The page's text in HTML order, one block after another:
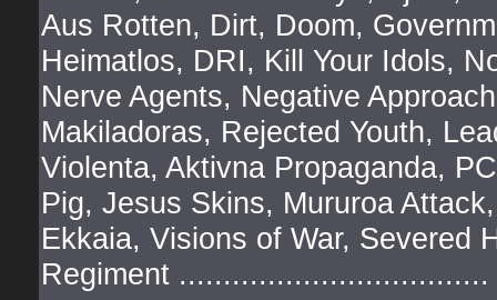
Aus Rotten, Dirt, Doom,
Heimatlos, DRI, Kill Your Idols,
Nerve Agents, Negative
Makiladoras, Rejected Youth,
Violenta, Aktivna Propaganda,
Pig, Jesus Skins, Mururoa
Ekkaia, Visions of War, Severed
Regiment ...................................